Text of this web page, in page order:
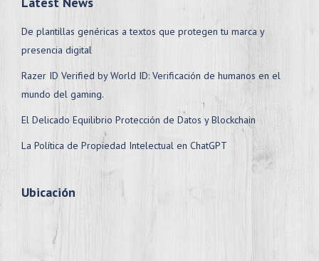
De plantillas genéricas a textos que protegen tu marca y
presencia digital
Razer ID Verified by World ID: Verificación de humanos en el
mundo del gaming.
El Delicado Equilibrio Protección de Datos y Blockchain
La Política de Propiedad Intelectual en ChatGPT
Ubicación